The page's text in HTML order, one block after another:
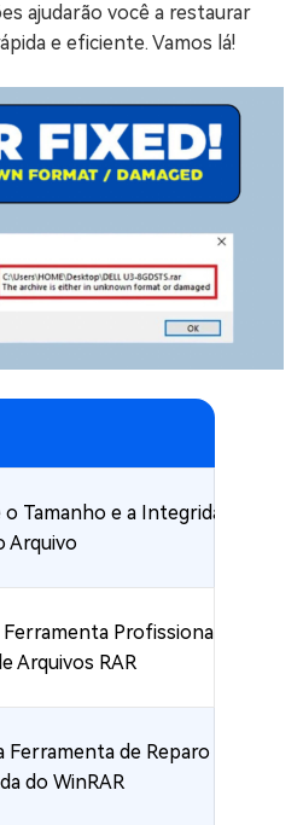
ajudarão você a restaurar
e eficiente. Vamos lá!
Tamanho e a Integridade
Arquivo
Profissional de
Arquivos RAR
Ferramenta de Reparo
do WinRAR